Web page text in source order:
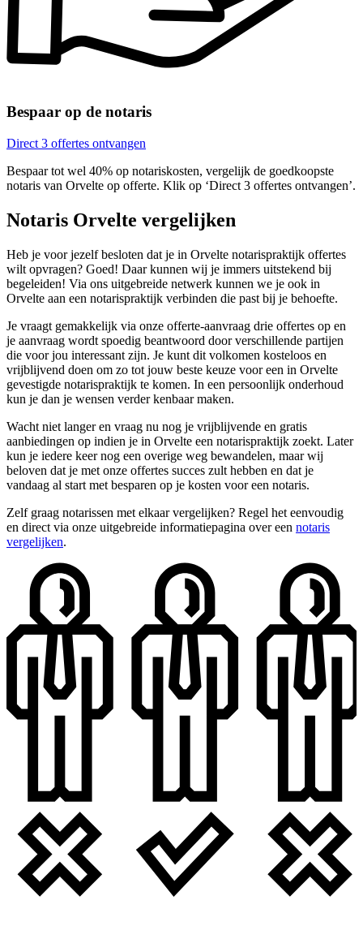
Bespaar op de notaris
Direct 3 offertes ontvangen
Bespaar tot wel 40% op notariskosten, vergelijk de goedkoopste
notaris van Orvelte op offerte. Klik op ‘Direct 3 offertes ontvangen’.
Notaris Orvelte vergelijken
Heb je voor jezelf besloten dat je in Orvelte notarispraktijk offertes
wilt opvragen? Goed! Daar kunnen wij je immers uitstekend bij
begeleiden! Via ons uitgebreide netwerk kunnen we je ook in
Orvelte aan een notarispraktijk verbinden die past bij je behoefte.
Je vraagt gemakkelijk via onze offerte-aanvraag drie offertes op en
je aanvraag wordt spoedig beantwoord door verschillende partijen
die voor jou interessant zijn. Je kunt dit volkomen kosteloos en
vrijblijvend doen om zo tot jouw beste keuze voor een in Orvelte
gevestigde notarispraktijk te komen. In een persoonlijk onderhoud
kun je dan je wensen verder kenbaar maken.
Wacht niet langer en vraag nu nog je vrijblijvende en gratis
aanbiedingen op indien je in Orvelte een notarispraktijk zoekt. Later
kun je iedere keer nog een overige weg bewandelen, maar wij
beloven dat je met onze offertes succes zult hebben en dat je
vandaag al start met besparen op je kosten voor een notaris.
Zelf graag notarissen met elkaar vergelijken? Regel het eenvoudig
en direct via onze uitgebreide informatiepagina over een notaris
vergelijken.